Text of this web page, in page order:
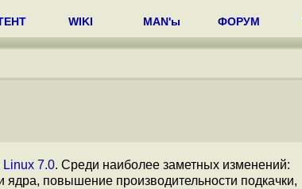
WIKI MAN'ы ФОРУМ
Linux 7.0. Среди наиболее заметных изменений:
повышение производительности подкачки,